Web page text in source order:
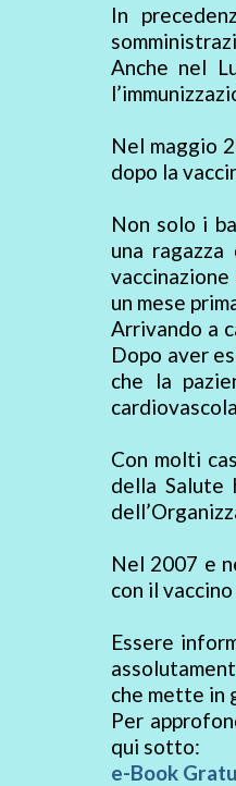
In
Anche nel
Nel maggio
dopo la
Non solo i
una
un mese
Arrivando a
Dopo aver
che la
Con molti
della
Nel 2007 e
con il
Essere
che mette in
Per
qui sotto:
e-Book